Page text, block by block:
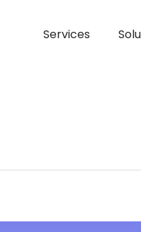
Services